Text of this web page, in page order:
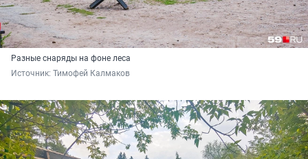
Разные снаряды на фоне леса
Источник: Тимофей Калмаков